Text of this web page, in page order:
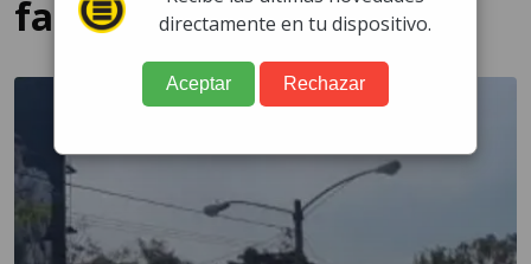
facultad de AGronomía
directamente en tu dispositivo.
Aceptar Rechazar